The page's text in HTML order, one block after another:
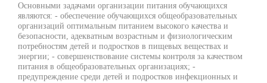
Основными задачами организации питания обучающихся
являются: - обеспечение обучающихся общеобразовательных
организаций оптимальным питанием высокого качества и
безопасности, адекватным возрастным и физиологическим
потребностям детей и подростков в пищевых веществах и
энергии; - совершенствование системы контроля за качеством
питания в общеобразовательных организациях; -
предупреждение среди детей и подростков инфекционных и